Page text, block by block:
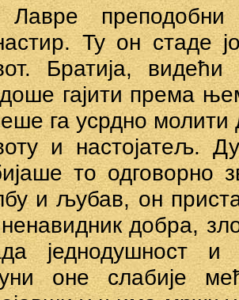
Ту он стаде
Братија,
гајити према
га усрдно
и настојатељ.
то одговорно
и љубав, он
добра,
једнодушност и
оне слабије